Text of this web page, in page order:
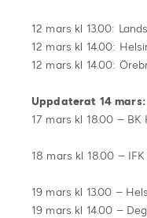
12 mars kl 13.00:
12 mars kl 14.00:
12 mars kl 14.00:
Uppdaterat 14 mars:
17 mars kl 18.00 –
18 mars kl 18.00 –
19 mars kl 13.00 –
19 mars kl 14.00 –